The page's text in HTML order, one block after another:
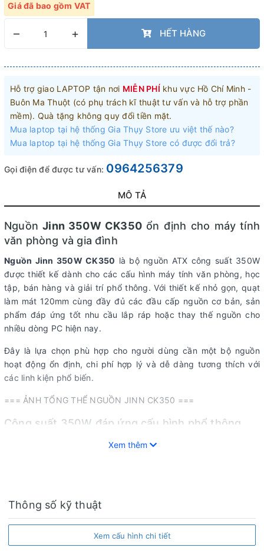
Giá đã bao gồm VAT
– + HẾT HÀNG
Hỗ trợ giao LAPTOP tận nơi MIỄN PHÍ khu vực Hồ Chí Minh -
Buôn Ma Thuột (có phụ trách kĩ thuật tư vấn và hỗ trợ phần
mềm). Quà tặng không quy đổi tiền mặt.
Mua laptop tại hệ thống Gia Thụy Store ưu việt thế nào?
Mua laptop tại hệ thống Gia Thụy Store có được đổi trả?
Gọi điện để được tư vấn: 0964256379
MÔ TẢ
NguồnJinn 350W CK350ổn định cho máy tính
văn phòng và gia đình
Nguồn Jinn 350W CK350 là bộ nguồn ATX công suất 350W
được thiết kế dành cho các cấu hình máy tính văn phòng, học
tập, bán hàng và giải trí phổ thông. Với thiết kế nhỏ gọn, quạt
làm mát 120mm cùng đầy đủ các đầu cấp nguồn cơ bản, sản
phẩm đáp ứng tốt nhu cầu lắp ráp hoặc thay thế nguồn cho
nhiều dòng PC hiện nay.
Đây là lựa chọn phù hợp cho người dùng cần một bộ nguồn
hoạt động ổn định, chi phí hợp lý và dễ dàng tương thích với
các linh kiện phổ biến.
=== ẢNH TỔNG THỂ NGUỒN JINN CK350 ===
Công suất 350W đáp ứng cấu hình phổ thông
có công suất tối đa 350W, phù hợp với các
tác vụ văn phòng, học tập trực tuyến, quản lý bán hàng và sử
dụng hằng ngày.
=== ẢNH NHÃN THÔNG SỐ NGUỒN ===
Xem thêm
Thông số kỹ thuật
Xem cấu hình chi tiết